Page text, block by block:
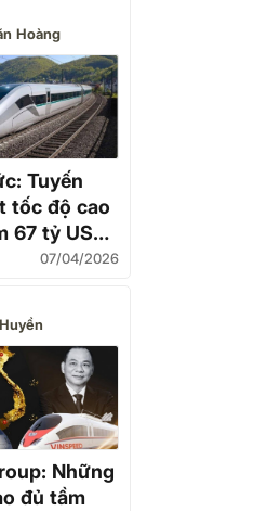
Hoàng
Tuyến
tốc độ cao
67 tỷ USD
thành 17
07/04/2026
Những
đủ tầm